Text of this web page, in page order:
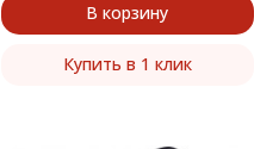
В корзину
Купить в 1 клик